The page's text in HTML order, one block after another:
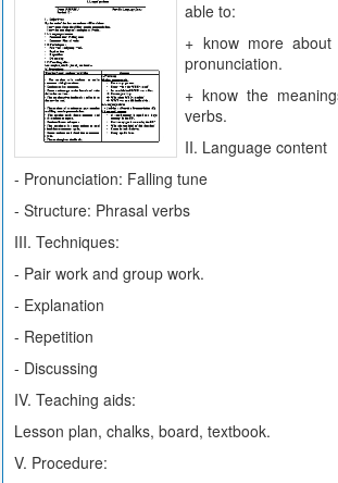
able to:
+ know more
pronunciation.
+ know the
verbs.
II. Language content
- Pronunciation: Falling tune
- Structure: Phrasal verbs
III. Techniques:
- Pair work and group work.
- Explanation
- Repetition
- Discussing
IV. Teaching aids:
Lesson plan, chalks, board, textbook.
V. Procedure: